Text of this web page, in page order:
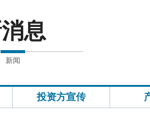
息
新闻
投资方宣传